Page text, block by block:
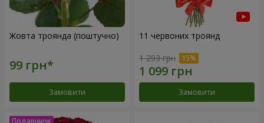
Жовта троянда (поштучно)
Замовити
11 червоних троянд
1 293 грн
Замовити